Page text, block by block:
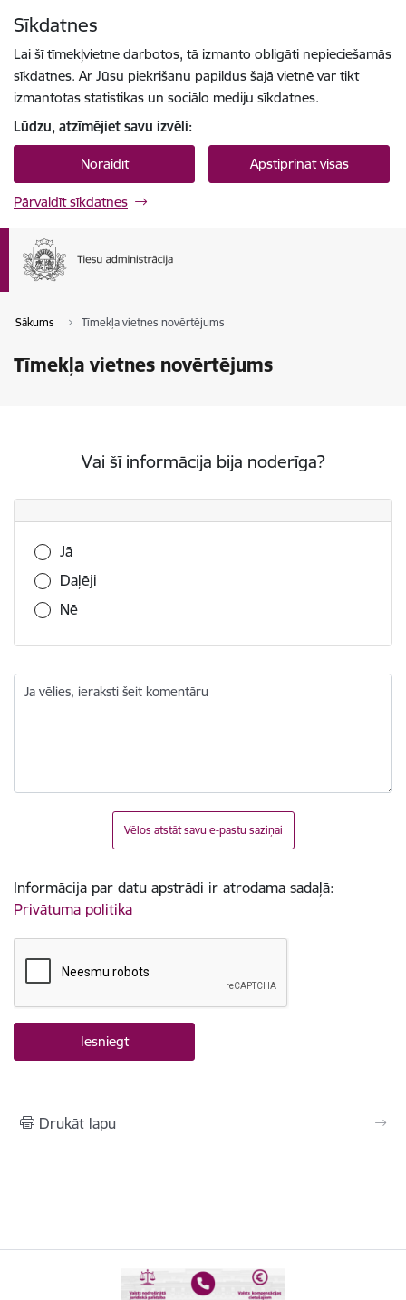
Sīkdatnes
Lai šī tīmekļvietne darbotos, tā izmanto obligāti nepieciešamās
sīkdatnes. Ar Jūsu piekrišanu papildus šajā vietnē var tikt
izmantotas statistikas un sociālo mediju sīkdatnes.
Lūdzu, atzīmējiet savu izvēli:
Noraidīt Apstiprināt visas
Pārvaldīt sīkdatnes
Sākums Tīmekļa vietnes novērtējums
Tīmekļa vietnes novērtējums
Vai šī informācija bija noderīga?
Vai šī informācija bija noderīga?
Jā
Daļēji
Nē
Ja vēlies, ieraksti šeit komentāru
Vēlos atstāt savu e-pastu saziņai
Informācija par datu apstrādi ir atrodama sadaļā:
Privātuma politika
Drukāt lapu